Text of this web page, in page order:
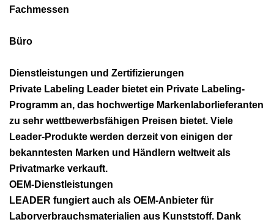
Fachmessen
Büro
Dienstleistungen und Zertifizierungen
Private Labeling Leader bietet ein Private Labeling-
Programm an, das hochwertige Markenlaborlieferanten
zu sehr wettbewerbsfähigen Preisen bietet. Viele
Leader-Produkte werden derzeit von einigen der
bekanntesten Marken und Händlern weltweit als
Privatmarke verkauft.
OEM-Dienstleistungen
LEADER fungiert auch als OEM-Anbieter für
Laborverbrauchsmaterialien aus Kunststoff. Dank